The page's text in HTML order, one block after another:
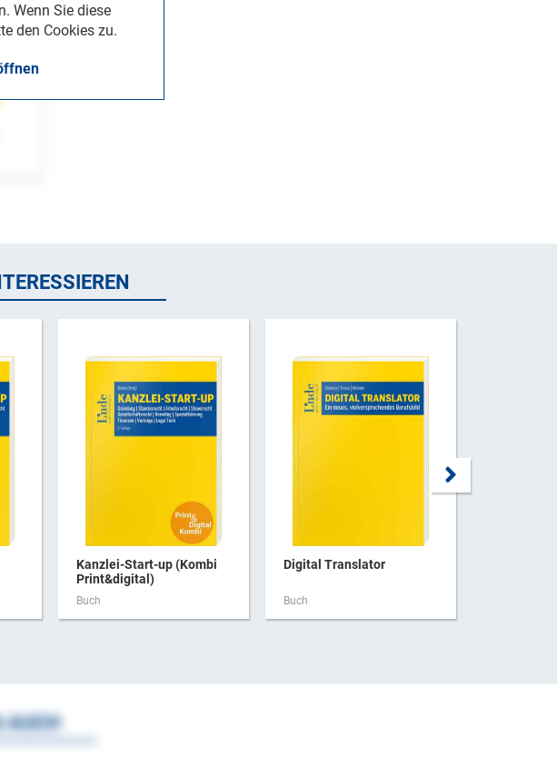
Wenn Sie diese
den Cookies zu.
Kanzlei-Start-up (Kombi
Print&digital)
Buch
Digital Translator
Buch
AUCH